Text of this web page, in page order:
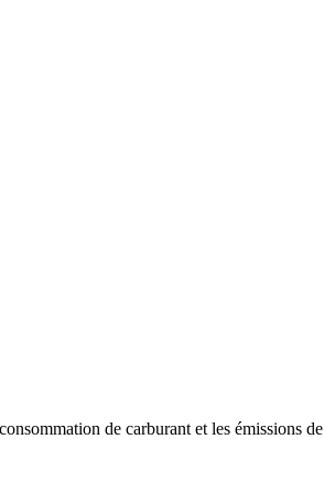
de carburant et les émissions